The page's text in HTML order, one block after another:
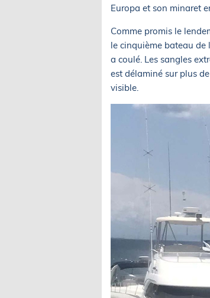
Europa et son minaret
Comme promis le
le cinquième bateau de
a coulé. Les sangles
est délaminé sur plus
visible.